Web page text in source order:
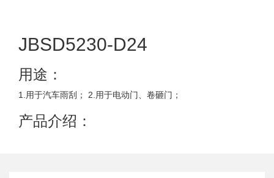
JBSD5230-D24
用途：
1.用于汽车雨刮； 2.用于电动门、卷砸门；
产品介绍：